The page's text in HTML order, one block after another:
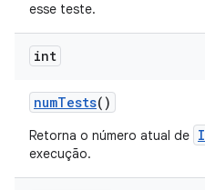
esse teste.
int
numTests()
Retorna o número atual de
execução.